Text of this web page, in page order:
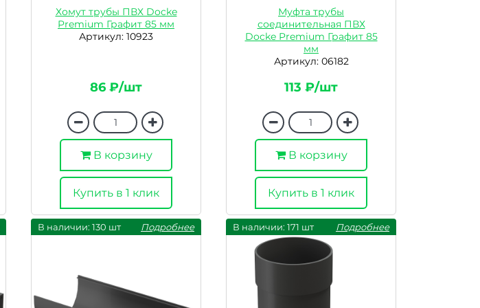
Хомут трубы ПВХ Docke
Premium Графит 85 мм
Артикул: 10923
86 ₽/шт
В корзину
Купить в 1 клик
Муфта трубы
соединительная ПВХ
Docke Premium Графит 85
мм
Артикул: 06182
113 ₽/шт
В корзину
Купить в 1 клик
В наличии: 130 шт Подробнее В наличии: 171 шт Подробнее